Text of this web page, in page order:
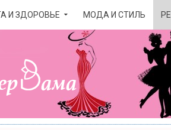
И ЗДОРОВЬЕ МОДА И СТИЛЬ